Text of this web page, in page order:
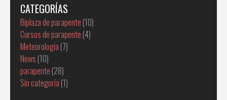
CATEGORÍAS
Biplaza de parapente (10)
Cursos de parapente (4)
Meteorología (7)
News (10)
parapente (28)
Sin categoría (1)